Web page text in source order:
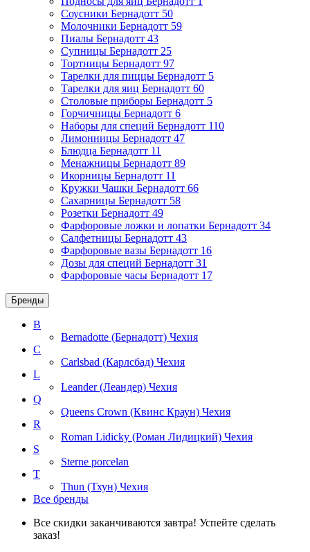
Соусники Бернадотт 50
Молочники Бернадотт 59
Пиалы Бернадотт 43
Супницы Бернадотт 25
Тортницы Бернадотт 97
Тарелки для пиццы Бернадотт 5
Тарелки для яиц Бернадотт 60
Столовые приборы Бернадотт 5
Горчичницы Бернадотт 6
Наборы для специй Бернадотт 110
Лимонницы Бернадотт 47
Блюдца Бернадотт 11
Менажницы Бернадотт 89
Икорницы Бернадотт 11
Кружки Чашки Бернадотт 66
Сахарницы Бернадотт 58
Розетки Бернадотт 49
Фарфоровые ложки и лопатки Бернадотт 34
Салфетницы Бернадотт 43
Фарфоровые вазы Бернадотт 16
Дозы для специй Бернадотт 31
Фарфоровые часы Бернадотт 17
Бренды
B
Bernadotte (Бернадотт) Чехия
C
Carlsbad (Карлсбад) Чехия
L
Leander (Леандер) Чехия
Q
Queens Crown (Квинс Краун) Чехия
R
Roman Lidicky (Роман Лидицкий) Чехия
S
Sterne porcelan
T
Thun (Тхун) Чехия
Все бренды
Все скидки заканчиваются завтра! Успейте сделать
заказ!